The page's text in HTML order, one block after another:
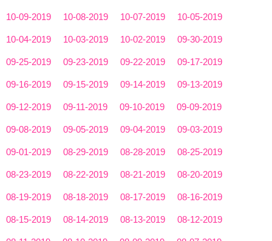
10-09-2019 10-08-2019 10-07-2019 10-05-2019
10-04-2019 10-03-2019 10-02-2019 09-30-2019
09-25-2019 09-23-2019 09-22-2019 09-17-2019
09-16-2019 09-15-2019 09-14-2019 09-13-2019
09-12-2019 09-11-2019 09-10-2019 09-09-2019
09-08-2019 09-05-2019 09-04-2019 09-03-2019
09-01-2019 08-29-2019 08-28-2019 08-25-2019
08-23-2019 08-22-2019 08-21-2019 08-20-2019
08-19-2019 08-18-2019 08-17-2019 08-16-2019
08-15-2019 08-14-2019 08-13-2019 08-12-2019